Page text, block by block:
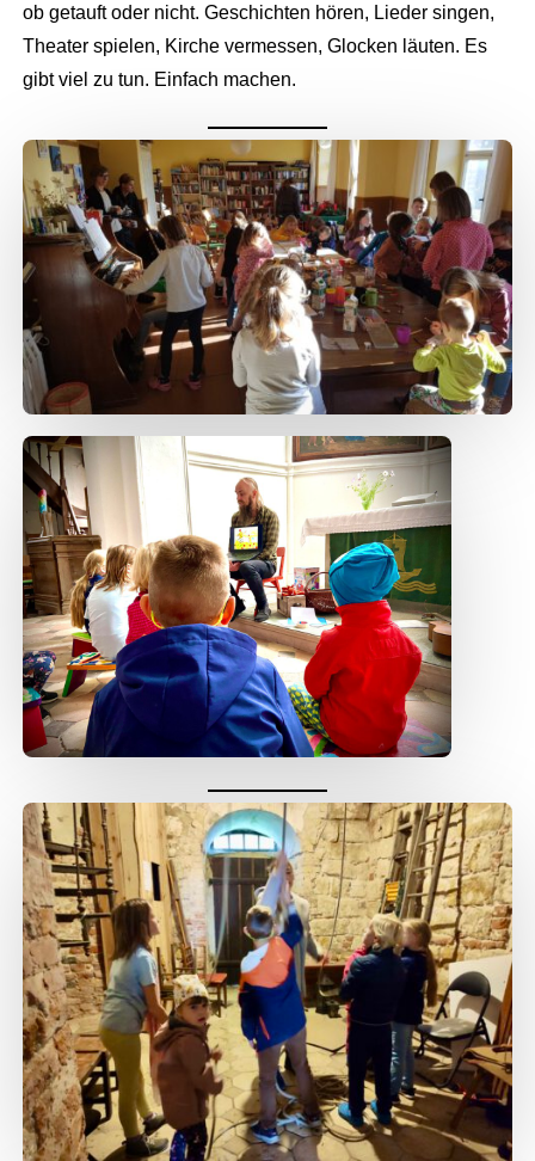
ob getauft oder nicht. Geschichten hören, Lieder singen,
Theater spielen, Kirche vermessen, Glocken läuten. Es
gibt viel zu tun. Einfach machen.